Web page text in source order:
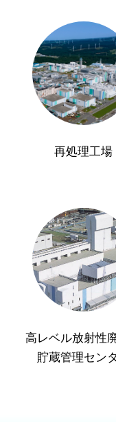
再処理工場
高レベル放射性
貯蔵管理セン